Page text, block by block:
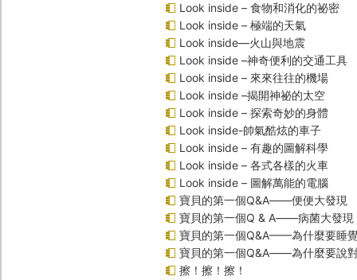
Look inside – 食物和消化的祕密
Look inside – 極端的天氣
Look inside—火山與地震
Look inside –神奇便利的交通工具
Look inside – 來來往往的機場
Look inside –揭開神祕的太空
Look inside – 探索奇妙的身體
Look inside-帥氣酷炫的車子
Look inside – 有趣的圖解科學
Look inside – 各式各樣的火車
Look inside – 圖解萬能的電腦
寶貝的第一個Q&A――便便大發現
寶貝的第一個Q & A――病菌大發現
寶貝的第一個Q&A——為什麼要睡
寶貝的第一個Q&A――為什麼要說
擦！擦！擦！